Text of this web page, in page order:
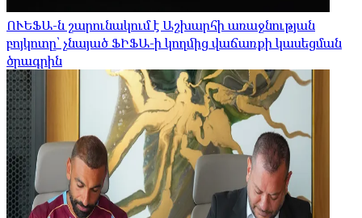
ՈՒԵՖԱ-ն շարունակում է Աշխարհի առաջնության
բոյկոտը՝ չնայած ՖԻՖԱ-ի կողմից վաճառքի կասեցման
ծրագրին